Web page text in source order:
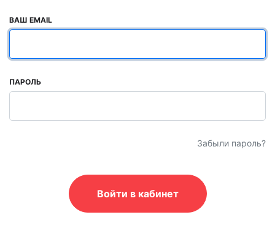
ВАШ EMAIL
ПАРОЛЬ
Забыли пароль?
Войти в кабинет